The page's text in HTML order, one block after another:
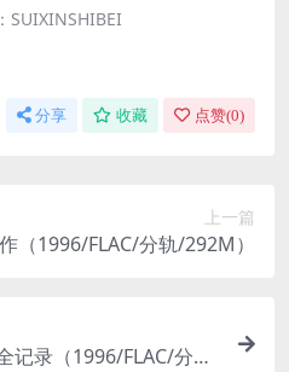
SUIXINSHIBEI
分享 收藏 点赞(0)
上一篇
（1996/FLAC/分轨/292M）
记录（1996/FLAC/分